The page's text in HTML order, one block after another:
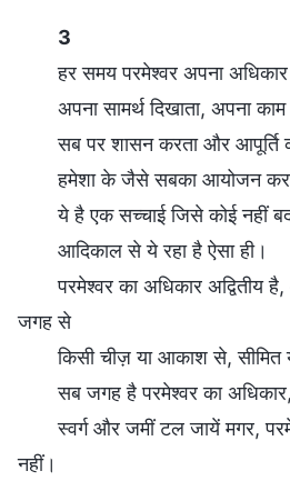
3
हर समय परमेश्वर अपना
अपना सामर्थ दिखाता, अपना
सब पर शासन करता और आपूर्ति
हमेशा के जैसे सबका आयोजन
ये है एक सच्चाई जिसे कोई नहीं
आदिकाल से ये रहा है ऐसा ही।
परमेश्वर का अधिकार अद्वितीय
जगह से
किसी चीज़ या आकाश से, सीमित
सब जगह है परमेश्वर का
स्वर्ग और जमीं टल जायें मगर,
नहीं।